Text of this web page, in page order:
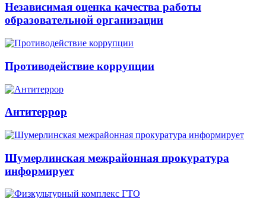
Независимая оценка качества работы
образовательной организации
Противодействие коррупции
Антитеррор
Шумерлинская межрайонная прокуратура
информирует